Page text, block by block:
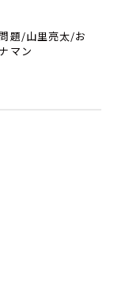
題/山里亮太/お
マン